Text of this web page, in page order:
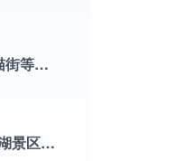
个推大数据洞察：3月大众点评、喵街等活跃率提升，线下消费恢复
个推大数据五一旅游报告：杭州西湖景区访客量居首